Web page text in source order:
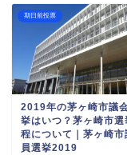
期日前投票
2019年の茅ヶ崎市議
挙はいつ？茅ヶ崎市選
程について｜茅ヶ崎市
員選挙2019